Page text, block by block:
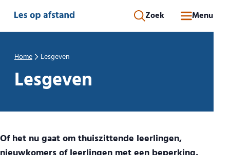
Direct naar inhoud
Zoek Menu
Home Lesgeven
Lesgeven
Of het nu gaat om thuiszittende leerlingen,